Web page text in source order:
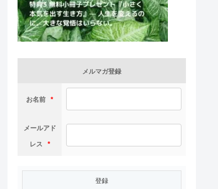
メルマガ登録
お名前 *
メールアド
レス *